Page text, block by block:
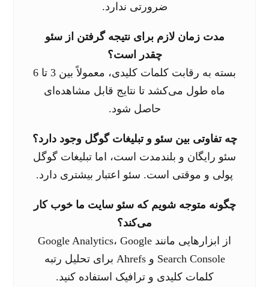
ضرورتی ندارد.
مدت زمان لازم برای نتیجه گرفتن از سئو
چقدر است؟
بسته به رقابت کلمات کلیدی، معمولاً بین 3 تا 6
ماه طول می‌کشد تا نتایج قابل مشاهده‌ای
حاصل شود.
چه تفاوتی بین سئو و تبلیغات گوگل وجود دارد؟
سئو رایگان و بلندمدت است، اما تبلیغات گوگل
پولی و موقتی است. سئو اعتبار بیشتری دارد.
چگونه متوجه شویم که سئو سایت ما خوب کار
می‌کند؟
از ابزارهایی مانند Google Analytics، Google
Search Console و Ahrefs برای تحلیل رتبه
کلمات کلیدی و ترافیک استفاده کنید.